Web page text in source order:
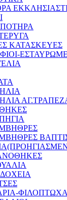
ΚΑΤΑΣΚΕΥΕΣ
ΦΙΛΟΠΤΩΧΑ